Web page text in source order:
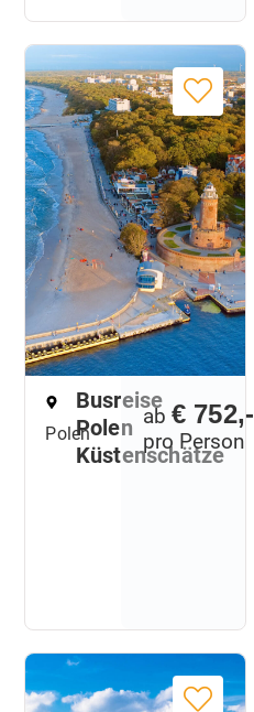
Polen
Busreise
Polen
Küstenschätze
ab € 752,-
pro Person